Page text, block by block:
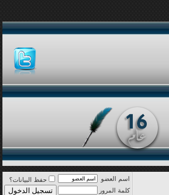
اسم العضو
حفظ البيانات؟
كلمة المرور